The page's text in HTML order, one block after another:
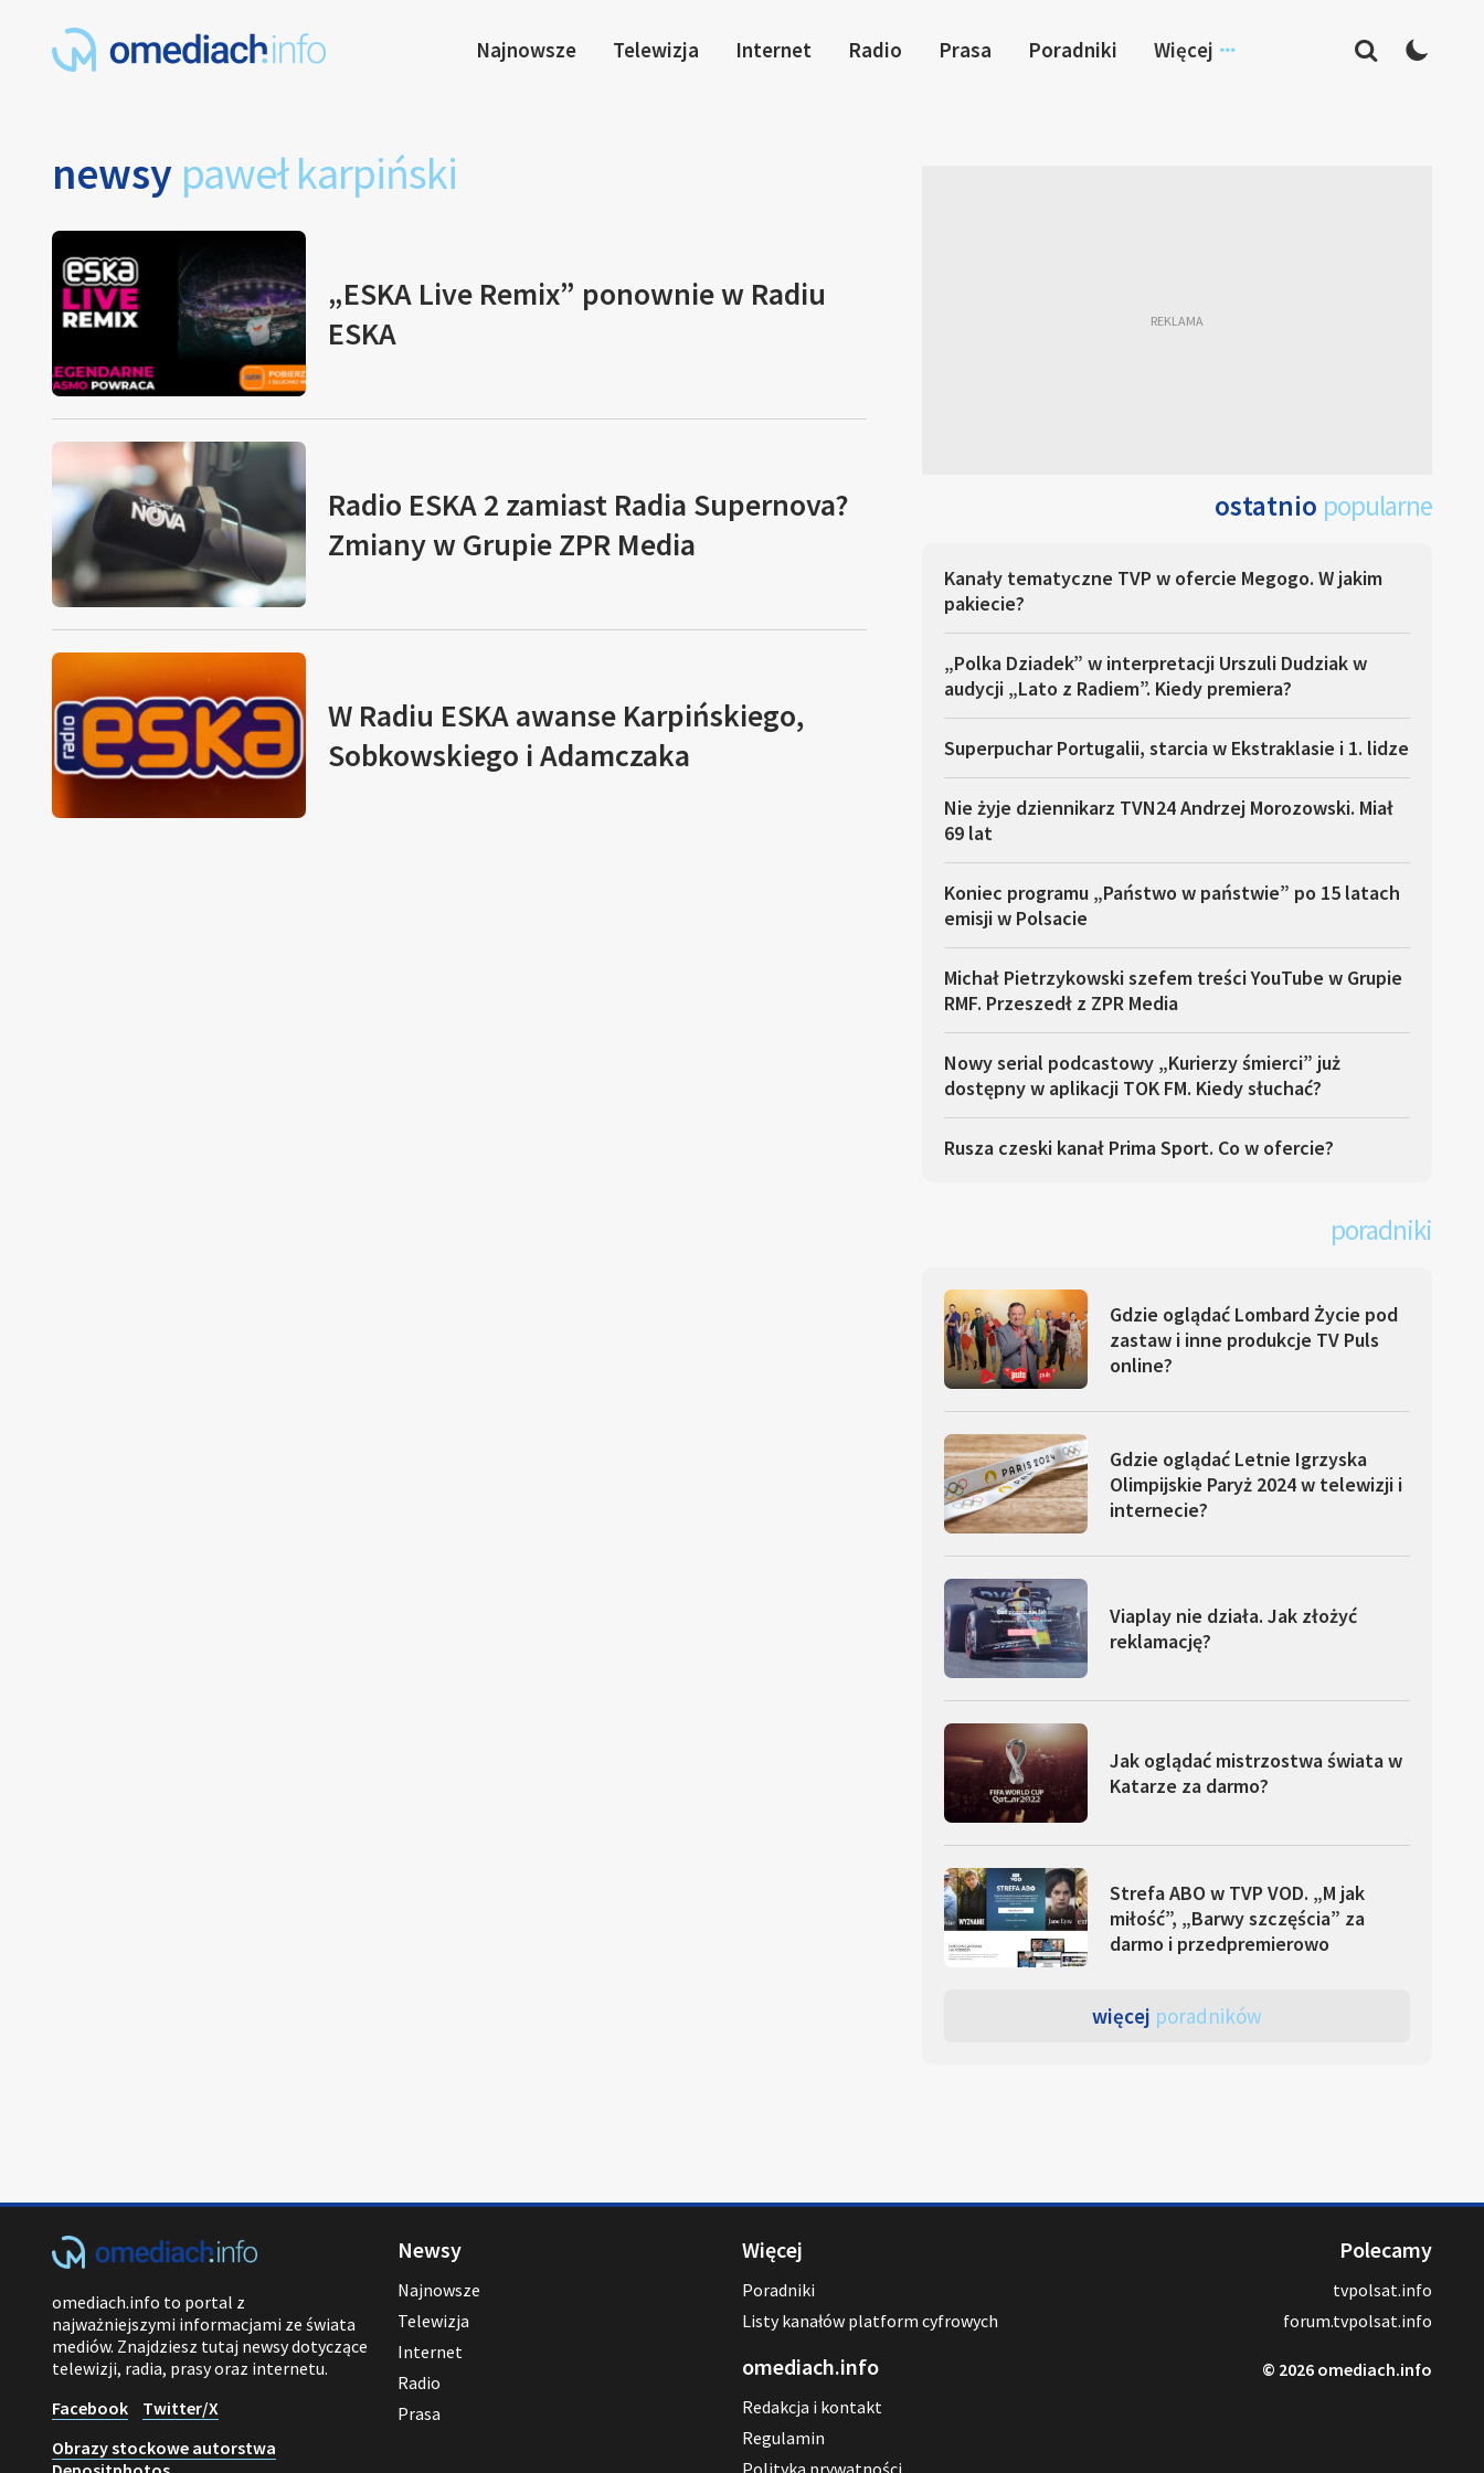
Najnowsze Telewizja Internet Radio Prasa Poradniki Więcej
newsy paweł karpiński
„ESKA Live Remix” ponownie w Radiu
ESKA
Radio ESKA 2 zamiast Radia Supernova?
Zmiany w Grupie ZPR Media
W Radiu ESKA awanse Karpińskiego,
Sobkowskiego i Adamczaka
ostatnio popularne
Kanały tematyczne TVP w ofercie Megogo. W jakim
pakiecie?
„Polka Dziadek” w interpretacji Urszuli Dudziak w
audycji „Lato z Radiem”. Kiedy premiera?
Superpuchar Portugalii, starcia w Ekstraklasie i 1. lidze
Nie żyje dziennikarz TVN24 Andrzej Morozowski. Miał
69 lat
Koniec programu „Państwo w państwie” po 15 latach
emisji w Polsacie
Michał Pietrzykowski szefem treści YouTube w Grupie
RMF. Przeszedł z ZPR Media
Nowy serial podcastowy „Kurierzy śmierci” już
dostępny w aplikacji TOK FM. Kiedy słuchać?
Rusza czeski kanał Prima Sport. Co w ofercie?
poradniki
Gdzie oglądać Lombard Życie pod
zastaw i inne produkcje TV Puls
online?
Gdzie oglądać Letnie Igrzyska
Olimpijskie Paryż 2024 w telewizji i
internecie?
Viaplay nie działa. Jak złożyć
reklamację?
Jak oglądać mistrzostwa świata w
Katarze za darmo?
Strefa ABO w TVP VOD. „M jak
miłość”, „Barwy szczęścia” za
darmo i przedpremierowo
więcej poradników
omediach.info to portal z
najważniejszymi informacjami ze świata
mediów. Znajdziesz tutaj newsy dotyczące
telewizji, radia, prasy oraz internetu.
Facebook
Twitter/X
Obrazy stockowe autorstwa
Newsy
Najnowsze
Telewizja
Internet
Radio
Prasa
Więcej
Poradniki
Listy kanałów platform cyfrowych
omediach.info
Redakcja i kontakt
Regulamin
Polityka prywatności
Polecamy
tvpolsat.info
forum.tvpolsat.info
© 2026 omediach.info